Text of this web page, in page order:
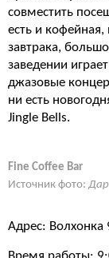
совместить
есть и
завтрака,
заведении
джазовые
ни есть
Jingle Bells.
Fine Coffee Bar
Источник фото:
Адрес: Волхонка